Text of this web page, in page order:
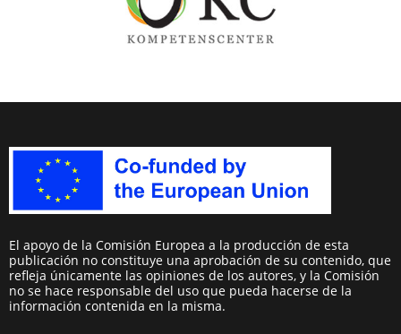
El apoyo de la Comisión Europea a la producción de esta
publicación no constituye una aprobación de su contenido, que
refleja únicamente las opiniones de los autores, y la Comisión
no se hace responsable del uso que pueda hacerse de la
información contenida en la misma.